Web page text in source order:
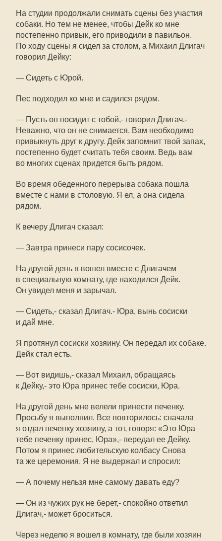
На студии продолжали снимать сцены без участия
собаки. Но тем не менее, чтобы Дейк ко мне
постепенно привык, его приводили в павильон.
По ходу сцены я сидел за столом, а Михаил Длигач
говорил Дейку:
— Сидеть с Юрой.
Пес подходил ко мне и садился рядом.
— Пусть он посидит с тобой,- говорил Длигач.-
Неважно, что он не снимается. Вам необходимо
привыкнуть друг к другу. Дейк запомнит твой запах,
постепенно будет считать тебя своим. Ведь вам
во многих сценах придется быть рядом.
Во время обеденного перерыва собака пошла
вместе с нами в столовую. Я ел, а она сидела
рядом.
К вечеру Длигач сказал:
— Завтра принеси пару сосисочек.
На другой день я вошел вместе с Длигачем
в специальную комнату, где находился Дейк.
Он увидел меня и зарычал.
— Сидеть,- сказал Длигач.- Юра, вынь сосиски
и дай мне.
Я протянул сосиски хозяину. Он передал их собаке.
Дейк стал есть.
— Вот видишь,- сказал Михаил, обращаясь
к Дейку,- это Юра принес тебе сосиски, Юра.
На другой день мне велели принести печенку.
Просьбу я выполнил. Все повторилось: сначала
я отдал печенку хозяину, а тот, говоря: «Это Юра
тебе печенку принес, Юра»,- передал ее Дейку.
Потом я принес любительскую колбасу Снова
та же церемония. Я не выдержал и спросил:
— А почему нельзя мне самому давать еду?
— Он из чужих рук не берет,- спокойно ответил
Длигач,- может броситься.
Через неделю я вошел в комнату, где были хозяин